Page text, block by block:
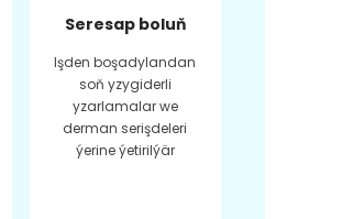
Seresap boluň
Işden boşadylandan
soň yzygiderli
yzarlamalar we
derman serişdeleri
ýerine ýetirilýär